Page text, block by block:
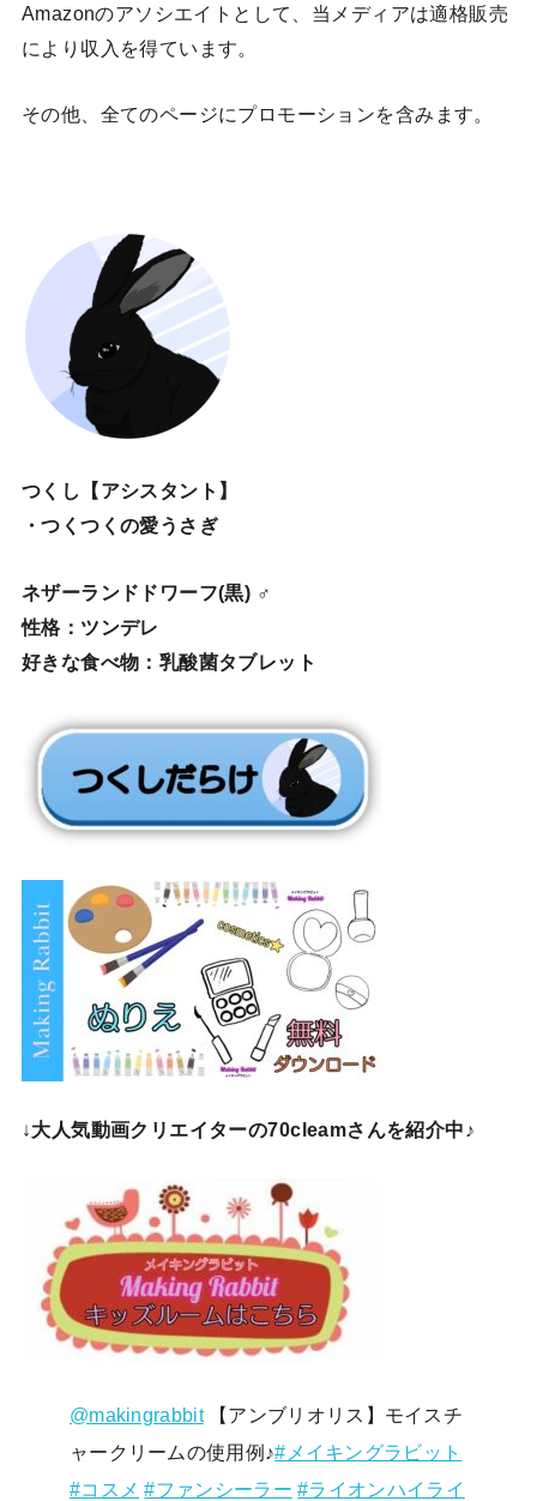
Amazonのアソシエイトとして、当メディアは適格販売
により収入を得ています。
その他、全てのページにプロモーションを含みます。
つくし【アシスタント】
・つくつくの愛うさぎ
ネザーランドドワーフ(黒) ♂
性格：ツンデレ
好きな食べ物：乳酸菌タブレット
↓大人気動画クリエイターの70cleamさんを紹介中♪
@makingrabbit【アンブリオリス】モイスチ
ャークリームの使用例♪#メイキングラビット
#コスメ #ファンシーラー #ライオンハイライ